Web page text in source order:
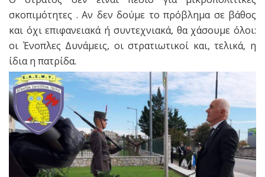
σκοπιμότητες . Αν δεν δούμε το πρόβλημα σε βάθος
και όχι επιφανειακά ή συντεχνιακά, θα χάσουμε όλοι:
οι Ένοπλες Δυνάμεις, οι στρατιωτικοί και, τελικά, η
ίδια η πατρίδα.